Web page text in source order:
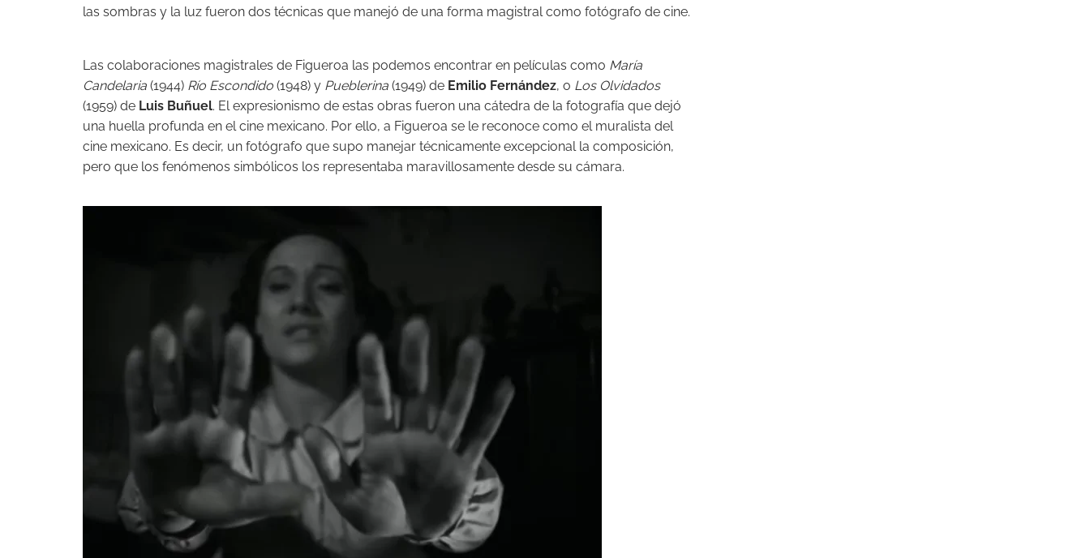
las sombras y la luz fueron dos técnicas que manejó de una forma magistral como fotógrafo de cine.
Las colaboraciones magistrales de Figueroa las podemos encontrar en películas como María
Candelaria (1944) Río Escondido (1948) y Pueblerina (1949) de Emilio Fernández, o Los Olvidados
(1959) de Luis Buñuel. El expresionismo de estas obras fueron una cátedra de la fotografía que dejó
una huella profunda en el cine mexicano. Por ello, a Figueroa se le reconoce como el muralista del
cine mexicano. Es decir, un fotógrafo que supo manejar técnicamente excepcional la composición,
pero que los fenómenos simbólicos los representaba maravillosamente desde su cámara.